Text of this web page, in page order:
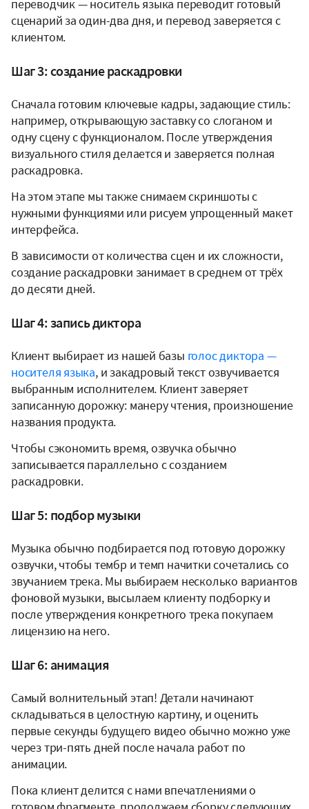
переводчик — носитель языка переводит готовый
сценарий за один-два дня, и перевод заверяется с
клиентом.
Шаг 3: создание раскадровки
Сначала готовим ключевые кадры, задающие стиль:
например, открывающую заставку со слоганом и
одну сцену с функционалом. После утверждения
визуального стиля делается и заверяется полная
раскадровка.
На этом этапе мы также снимаем скриншоты с
нужными функциями или рисуем упрощенный макет
интерфейса.
В зависимости от количества сцен и их сложности,
создание раскадровки занимает в среднем от трёх
до десяти дней.
Шаг 4: запись диктора
Клиент выбирает из нашей базы голос диктора —
носителя языка, и закадровый текст озвучивается
выбранным исполнителем. Клиент заверяет
записанную дорожку: манеру чтения, произношение
названия продукта.
Чтобы сэкономить время, озвучка обычно
записывается параллельно с созданием
раскадровки.
Шаг 5: подбор музыки
Музыка обычно подбирается под готовую дорожку
озвучки, чтобы тембр и темп начитки сочетались со
звучанием трека. Мы выбираем несколько вариантов
фоновой музыки, высылаем клиенту подборку и
после утверждения конкретного трека покупаем
лицензию на него.
Шаг 6: анимация
Самый волнительный этап! Детали начинают
складываться в целостную картину, и оценить
первые секунды будущего видео обычно можно уже
через три-пять дней после начала работ по
анимации.
Пока клиент делится с нами впечатлениями о